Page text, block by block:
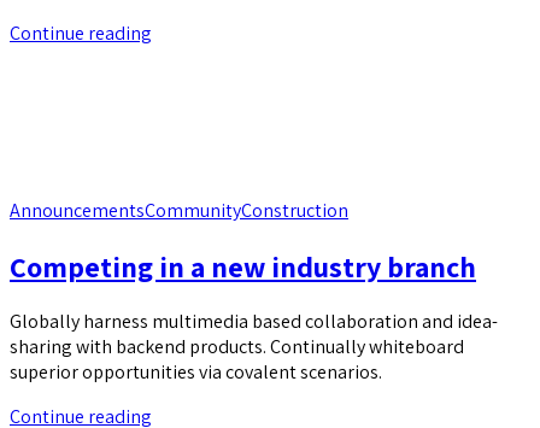
Continue reading
AnnouncementsCommunityConstruction
Competing in a new industry branch
Globally harness multimedia based collaboration and idea-
sharing with backend products. Continually whiteboard
superior opportunities via covalent scenarios.
Continue reading